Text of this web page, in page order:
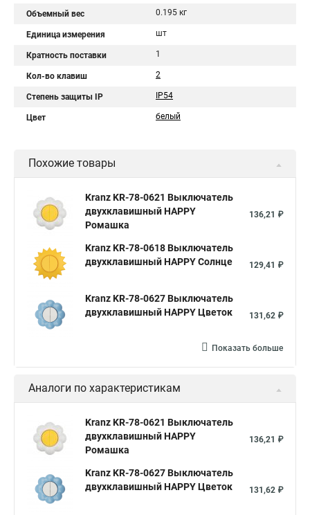
Объемный вес 0.195 кг
Единица измерения шт
Кратность поставки 1
Кол-во клавиш 2
Степень защиты IP IP54
Цвет белый
Похожие товары
Kranz KR-78-0621 Выключатель
двухклавишный HAPPY
Ромашка
136,21 ₽
Kranz KR-78-0618 Выключатель
двухклавишный HAPPY Солнце
129,41 ₽
Kranz KR-78-0627 Выключатель
двухклавишный HAPPY Цветок
131,62 ₽
Показать больше
Аналоги по характеристикам
Kranz KR-78-0621 Выключатель
двухклавишный HAPPY
Ромашка
136,21 ₽
Kranz KR-78-0627 Выключатель
двухклавишный HAPPY Цветок
131,62 ₽